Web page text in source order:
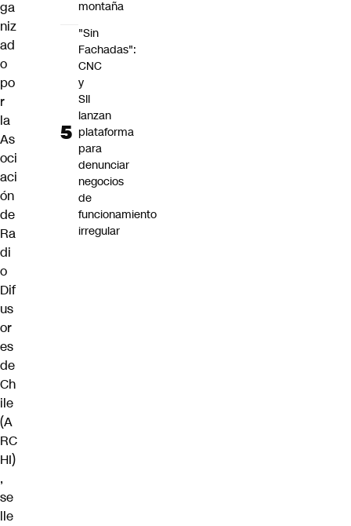
ga
niz
ad
o
po
r
la
As
oci
aci
ón
de
Ra
di
o
Dif
us
or
es
de
Ch
ile
(A
RC
HI)
,
se
lle
montaña
"Sin
Fachadas":
CNC
y
SII
lanzan
plataforma
para
denunciar
negocios
de
funcionamiento
irregular